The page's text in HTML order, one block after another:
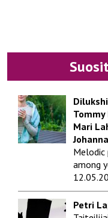
Tommy
Mari
among
Petri